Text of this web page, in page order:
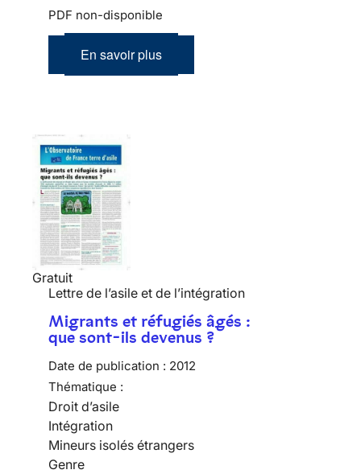
PDF non-disponible
En savoir plus
Gratuit
Lettre de l’asile et de l’intégration
Migrants et réfugiés âgés :
que sont-ils devenus ?
Date de publication : 2012
Thématique :
Droit d’asile
Intégration
Mineurs isolés étrangers
Genre